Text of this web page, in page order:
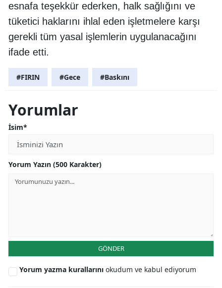
esnafa teşekkür ederken, halk sağlığını ve
tüketici haklarını ihlal eden işletmelere karşı
gerekli tüm yasal işlemlerin uygulanacağını
ifade etti.
#FIRIN #Gece #Baskını
Yorumlar
İsim*
Yorum Yazın (500 Karakter)
GÖNDER
Yorum yazma kurallarını okudum ve kabul ediyorum